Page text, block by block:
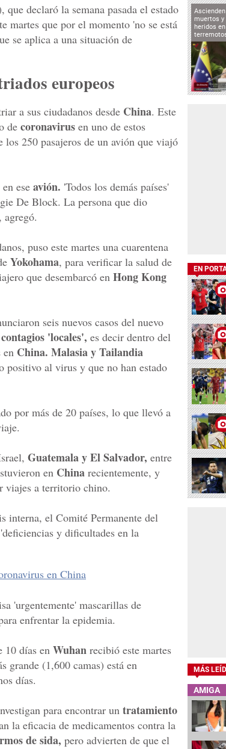
que declaró la semana pasada el estado
martes que por el momento 'no se está
se aplica a una situación de
europeos
a sus ciudadanos desde China. Este
de coronavirus en uno de estos
los 250 pasajeros de un avión que viajó
ese avión. 'Todos los demás países'
De Block. La persona que dio
agregó.
puso este martes una cuarentena
Yokohama, para verificar la salud de
que desembarcó en Hong Kong
seis nuevos casos del nuevo
contagios 'locales', es decir dentro del
China. Malasia y Tailandia
positivo al virus y que no han estado
por más de 20 países, lo que llevó a
Guatemala y El Salvador, entre
en China recientemente, y
viajes a territorio chino.
interna, el Comité Permanente del
y dificultades en la
en China
'urgentemente' mascarillas de
enfrentar la epidemia.
10 días en Wuhan recibió este martes
grande (1,600 camas) está en
días.
para encontrar un tratamiento
la eficacia de medicamentos contra la
de sida, pero advierten de que el
muertos y
heridos
EN
MÁS
AMIGA